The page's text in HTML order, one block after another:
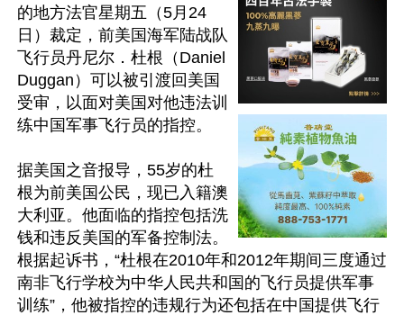
的地方法官星期五（5月24
日）裁定，前美国海军陆战队
飞行员丹尼尔．杜根（Daniel
Duggan）可以被引渡回美国
受审，以面对美国对他违法训
练中国军事飞行员的指控。
据美国之音报导，55岁的杜
根为前美国公民，现已入籍澳
大利亚。他面临的指控包括洗
钱和违反美国的军备控制法。
根据起诉书，“杜根在2010年和2012年期间三度通过
南非飞行学校为中华人民共和国的飞行员提供军事
训练”，他被指控的违规行为还包括在中国提供飞行